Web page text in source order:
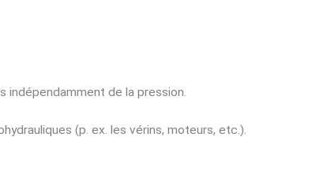
indépendamment de la pression.
(p. ex. les vérins, moteurs, etc.).